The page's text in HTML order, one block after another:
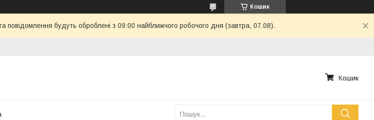
Кошик
повідомлення будуть оброблені з 09:00 найближчого робочого дня (завтра, 07.08).
Кошик